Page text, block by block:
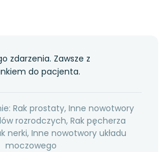
zdarzenia. Zawsze z
do pacjenta.
Rak prostaty, Inne nowotwory
rozrodczych, Rak pęcherza
nerki, Inne nowotwory układu
moczowego